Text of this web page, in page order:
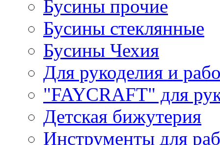
Бусины прочие
Бусины стеклянные
Бусины Чехия
Для рукоделия и
"FAYCRAFT" для
Детская бижутерия
Инструменты для